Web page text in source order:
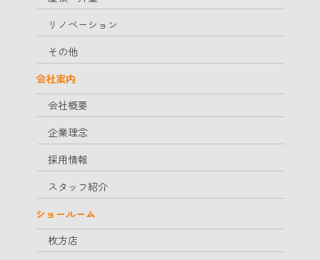
リノベーション
その他
会社案内
会社概要
企業理念
採用情報
スタッフ紹介
ショールーム
枚方店